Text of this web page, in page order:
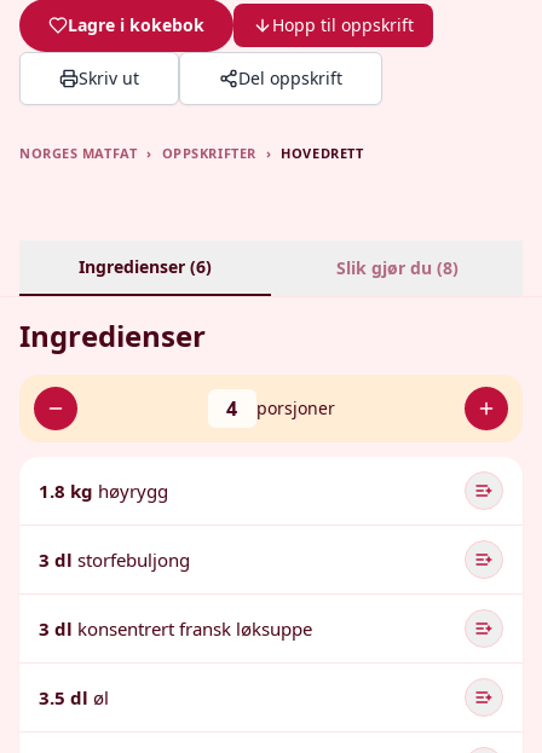
Lagre i kokebok Hopp til oppskrift
Skriv ut Del oppskrift
NORGES MATFAT › OPPSKRIFTER › HOVEDRETT
Ingredienser (6) Slik gjør du (8)
Ingredienser
4 porsjoner
1.8 kg høyrygg
3 dl storfebuljong
3 dl konsentrert fransk løksuppe
3.5 dl øl